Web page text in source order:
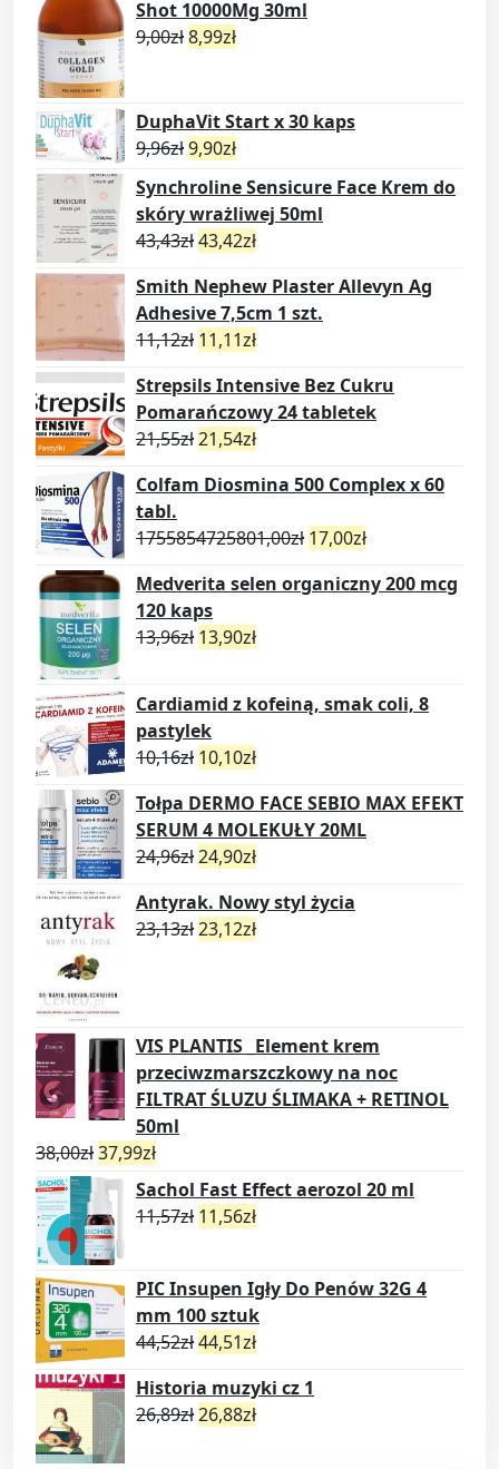
Shot 10000Mg 30ml
9,00zł8,99zł
DuphaVit Start x 30 kaps
9,96zł9,90zł
Synchroline Sensicure Face Krem do
skóry wrażliwej 50ml
43,43zł43,42zł
Smith Nephew Plaster Allevyn Ag
Adhesive 7,5cm 1 szt.
11,12zł 11,11zł
Strepsils Intensive Bez Cukru
Pomarańczowy 24 tabletek
21,55zł21,54zł
Colfam Diosmina 500 Complex x 60
tabl.
1755854725801,00zł 17,00zł
Medverita selen organiczny 200 mcg
120 kaps
13,96zł 13,90zł
Cardiamid z kofeiną, smak coli, 8
pastylek
10,16zł 10,10zł
Tołpa DERMO FACE SEBIO MAX EFEKT
SERUM 4 MOLEKUŁY 20ML
24,96zł24,90zł
Antyrak. Nowy styl życia
23,13zł23,12zł
VIS PLANTIS _Element krem
przeciwzmarszczkowy na noc
FILTRAT ŚLUZU ŚLIMAKA + RETINOL
50ml
38,00zł37,99zł
Sachol Fast Effect aerozol 20 ml
11,57zł 11,56zł
PIC Insupen Igły Do Penów 32G 4
mm 100 sztuk
44,52zł44,51zł
Historia muzyki cz 1
26,89zł26,88zł